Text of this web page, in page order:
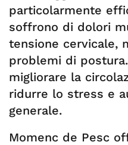
particolarmente
soffrono di dolori
tensione cervicale,
problemi di
migliorare la
ridurre lo stress e
generale.
Momenc de Pesc